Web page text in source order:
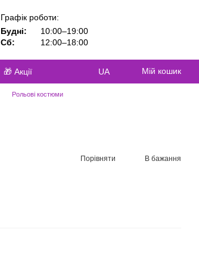
Графік роботи:
Будні:
10:00–19:00
Сб:
12:00–18:00
🎁 Акції
UA Мій кошик
Рольові костюми
Порівняти В бажання